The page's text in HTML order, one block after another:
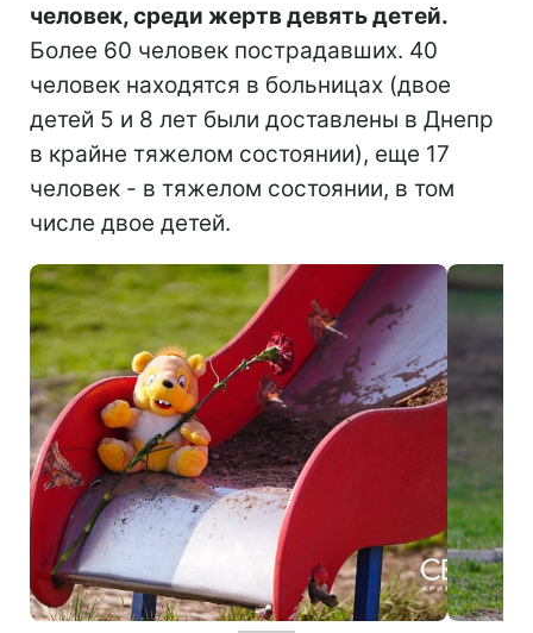
человек, среди жертв девять детей.
Более 60 человек пострадавших. 40
человек находятся в больницах (двое
детей 5 и 8 лет были доставлены в Днепр
в крайне тяжелом состоянии), еще 17
человек - в тяжелом состоянии, в том
числе двое детей.